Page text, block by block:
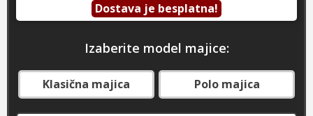
Dostava je besplatna!
Izaberite model majice:
Klasična majica Polo majica